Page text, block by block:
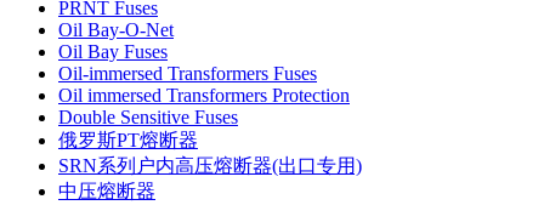
PRNT Fuses
Oil Bay-O-Net
Oil Bay Fuses
Oil-immersed Transformers Fuses
Oil immersed Transformers Protection
Double Sensitive Fuses
俄罗斯PT熔断器
SRN系列户内高压熔断器(出口专用)
中压熔断器